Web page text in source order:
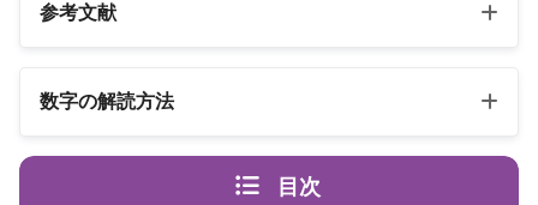
スピリカ（自己紹介はこちら）
参考文献
エンジェル・ナンバー 数字は天使
数字の解読方法
エンジェルナンバーの解読方法は桁ごとに異なります
目次